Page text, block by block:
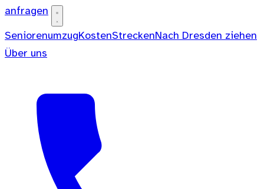
anfragen
SeniorenumzugKostenStreckenNach Dresden ziehen
Über uns